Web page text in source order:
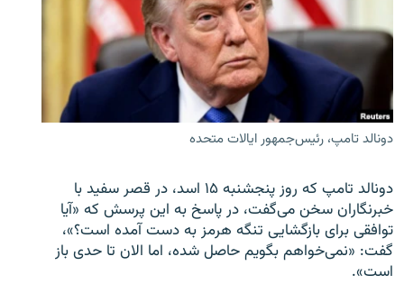
دونالد تامپ، رئیس‌جمهور ایالات متحده
دونالد تامپ که روز پنجشنبه ۱۵ اسد، در قصر سفید با
خبرنگاران سخن می‌گفت، در پاسخ به این پرسش که «آیا
توافقی برای بازگشایی تنگه هرمز به دست آمده است؟»،
گفت: «نمی‌خواهم بگویم حاصل شده، اما الان تا حدی باز
است».